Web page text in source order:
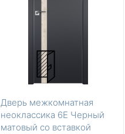
Дверь межкомнатная
неоклассика 6Е Черный
матовый со вставкой